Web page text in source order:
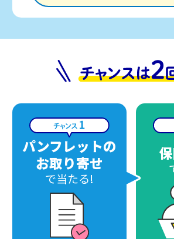
パンフレットの
お取り寄せ
で当たる!